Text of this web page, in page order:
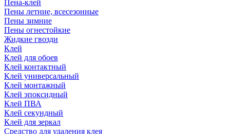
Пена-клей
Пены летние, всесезонные
Пены зимние
Пены огнестойкие
Жидкие гвозди
Клей
Клей для обоев
Клей контактный
Клей универсальный
Клей монтажный
Клей эпоксидный
Клей ПВА
Клей секундный
Клей для зеркал
Средство для удаления клея